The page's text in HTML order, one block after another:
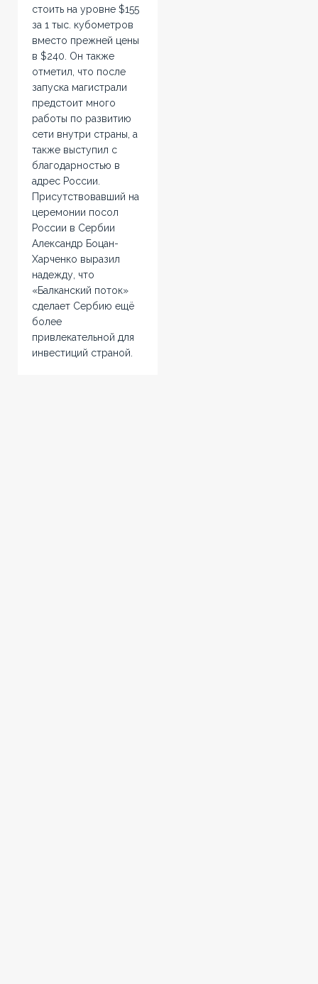
стоить на уровне $155
за 1 тыс. кубометров
вместо прежней цены
в $240. Он также
отметил, что после
запуска магистрали
предстоит много
работы по развитию
сети внутри страны, а
также выступил с
благодарностью в
адрес России.
Присутствовавший на
церемонии посол
России в Сербии
Александр Боцан-
Харченко выразил
надежду, что
«Балканский поток»
сделает Сербию ещё
более
привлекательной для
инвестиций страной.